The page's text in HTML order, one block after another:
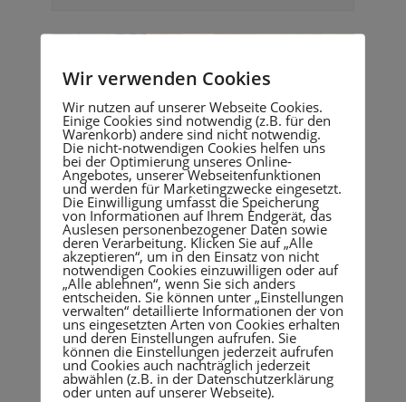
Wir verwenden Cookies
Wir nutzen auf unserer Webseite Cookies.
Einige Cookies sind notwendig (z.B. für den
Warenkorb) andere sind nicht notwendig.
Die nicht-notwendigen Cookies helfen uns
bei der Optimierung unseres Online-
Angebotes, unserer Webseitenfunktionen
und werden für Marketingzwecke eingesetzt.
Die Einwilligung umfasst die Speicherung
von Informationen auf Ihrem Endgerät, das
Auslesen personenbezogener Daten sowie
deren Verarbeitung. Klicken Sie auf „Alle
akzeptieren“, um in den Einsatz von nicht
notwendigen Cookies einzuwilligen oder auf
„Alle ablehnen“, wenn Sie sich anders
entscheiden. Sie können unter „Einstellungen
verwalten“ detaillierte Informationen der von
uns eingesetzten Arten von Cookies erhalten
und deren Einstellungen aufrufen. Sie
können die Einstellungen jederzeit aufrufen
und Cookies auch nachträglich jederzeit
abwählen (z.B. in der Datenschutzerklärung
oder unten auf unserer Webseite).